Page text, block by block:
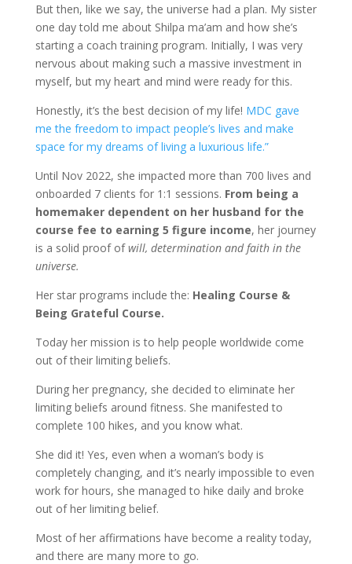
But then, like we say, the universe had a plan. My sister
one day told me about Shilpa ma’am and how she’s
starting a coach training program. Initially, I was very
nervous about making such a massive investment in
myself, but my heart and mind were ready for this.
Honestly, it’s the best decision of my life! MDC gave
me the freedom to impact people’s lives and make
space for my dreams of living a luxurious life.”
Until Nov 2022, she impacted more than 700 lives and
onboarded 7 clients for 1:1 sessions. From being a
homemaker dependent on her husband for the
course fee to earning 5 figure income, her journey
is a solid proof ofwill, determination and faith in the
universe.
Her star programs include the: Healing Course &
Being Grateful Course.
Today her mission is to help people worldwide come
out of their limiting beliefs.
During her pregnancy, she decided to eliminate her
limiting beliefs around fitness. She manifested to
complete 100 hikes, and you know what.
She did it! Yes, even when a woman’s body is
completely changing, and it’s nearly impossible to even
work for hours, she managed to hike daily and broke
out of her limiting belief.
Most of her affirmations have become a reality today,
and there are many more to go.